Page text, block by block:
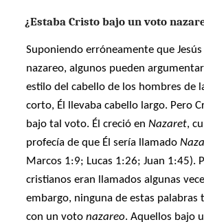
¿Estaba Cristo bajo un voto
Suponiendo erróneamente que
nazareo, algunos pueden
estilo del cabello de los hombres de
corto, Él llevaba cabello largo. Pero
bajo tal voto. Él creció enNazaret,
profecía de que Él sería llamado
Marcos 1:9; Lucas 1:26; Juan 1:45).
cristianos eran llamados algunas
embargo, ninguna de estas palabras
con un votonazareo. Aquellos bajo